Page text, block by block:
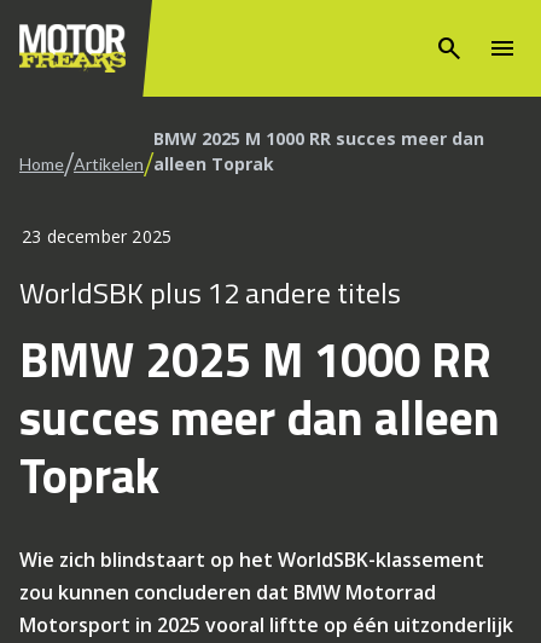
search menu
Home/Artikelen/BMW 2025 M 1000 RR succes meer dan
alleen Toprak
23 december 2025
WorldSBK plus 12 andere titels
BMW 2025 M 1000 RR
succes meer dan alleen
Toprak
Wie zich blindstaart op het WorldSBK-klassement
zou kunnen concluderen dat BMW Motorrad
Motorsport in 2025 vooral liftte op één uitzonderlijk